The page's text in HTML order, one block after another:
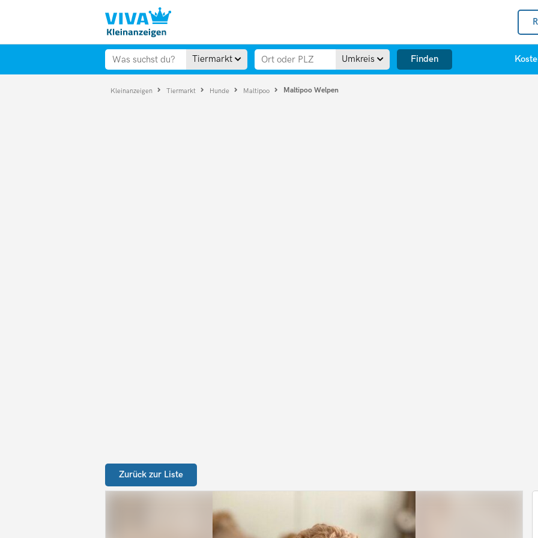
Tiermarkt Umkreis Finden
Kleinanzeigen Tiermarkt Hunde Maltipoo Maltipoo Welpen
Zurück zur Liste